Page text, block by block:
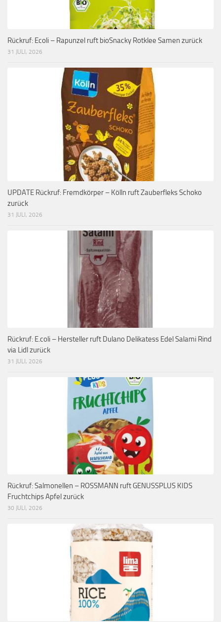
Rückruf: Ecoli – Rapunzel ruft bioSnacky Rotklee Samen zurück
31 JULI, 2026
UPDATE Rückruf: Fremdkörper – Kölln ruft Zauberfleks Schoko
zurück
31 JULI, 2026
Rückruf: E.coli – Hersteller ruft Dulano Delikatess Edel Salami Rind
via Lidl zurück
31 JULI, 2026
Rückruf: Salmonellen – ROSSMANN ruft GENUSSPLUS KIDS
Fruchtchips Apfel zurück
30 JULI, 2026